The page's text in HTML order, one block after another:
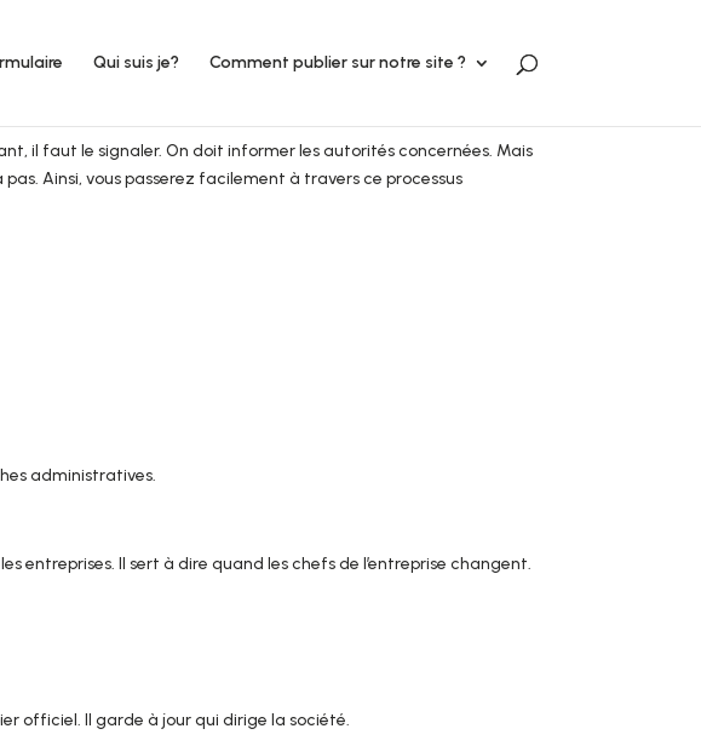
Qui suis je? Comment publier sur notre site ?
il faut le signaler. On doit informer les autorités concernées. Mais
Ainsi, vous passerez facilement à travers ce processus
administratives.
entreprises. Il sert à dire quand les chefs de l’entreprise changent.
officiel. Il garde à jour qui dirige la société.